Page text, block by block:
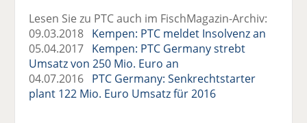
Lesen Sie zu PTC auch im FischMagazin-Archiv:
09.03.2018 Kempen: PTC meldet Insolvenz an
05.04.2017 Kempen: PTC Germany strebt
Umsatz von 250 Mio. Euro an
04.07.2016 PTC Germany: Senkrechtstarter
plant 122 Mio. Euro Umsatz für 2016